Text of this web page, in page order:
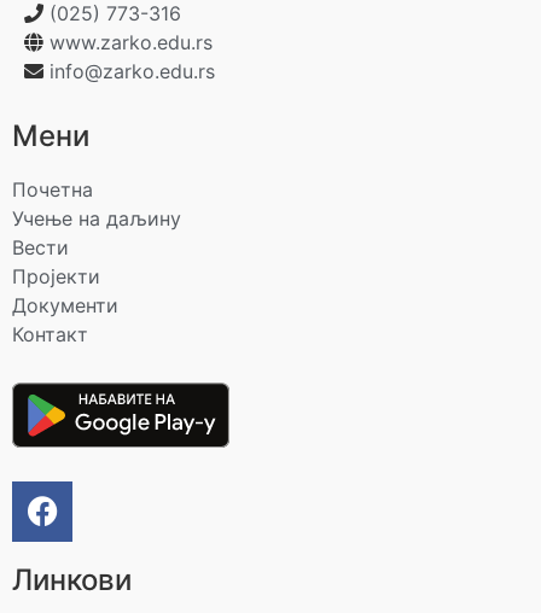
(025) 773-316
www.zarko.edu.rs
info@zarko.edu.rs
Мени
Почетна
Учење на даљину
Вести
Пројекти
Документи
Контакт
Линкови